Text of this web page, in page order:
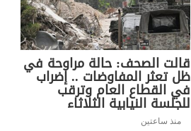
قالت الصحف: حالة مراوحة في
ظل تعثر المفاوضات .. إضراب
في القطاع العام وترقب
للجلسة النيابية الثلاثاء
منذ ساعتين